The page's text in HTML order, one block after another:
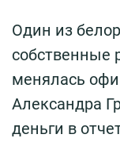
Один из
собственные
менялась
Александра
деньги в